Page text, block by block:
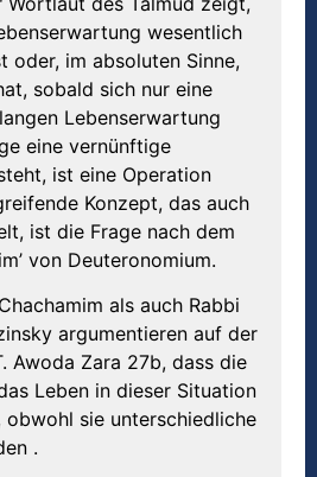
wesentlich
oder, im absoluten Sinne,
sobald sich nur eine
Lebenserwartung
eine vernünftige
ist eine Operation
Konzept, das auch
ist die Frage nach dem
von Deuteronomium.
als auch Rabbi
argumentieren auf der
Awoda Zara 27b, dass die
Leben in dieser Situation
sie unterschiedliche
.